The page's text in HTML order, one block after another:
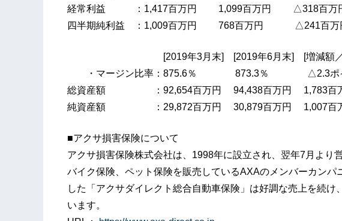
経常利益 ：1,417百万円 1,099百万円 △318百万
四半期純利益 ：1,009百万円 768百万円 △241百万
[2019年3月末] [2019年6月末] [増減額／増減
・マージン比率：875.6％ 873.3％ △2.3ポイ
総資産額 ：92,654百万円 94,438百万円 1,783百万
純資産額 ：29,872百万円 30,879百万円 1,007百万
■アクサ損害保険について
アクサ損害保険株式会社は、1998年に設立され、翌年7月より
バイク保険、ペット保険を販売しているAXAのメンバーカンパ
した「アクサダイレクト総合自動車保険」は好調な売上を続け
います。